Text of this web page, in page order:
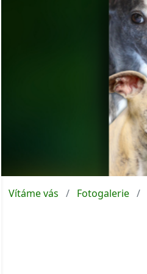
Vítáme vás Fotogalerie